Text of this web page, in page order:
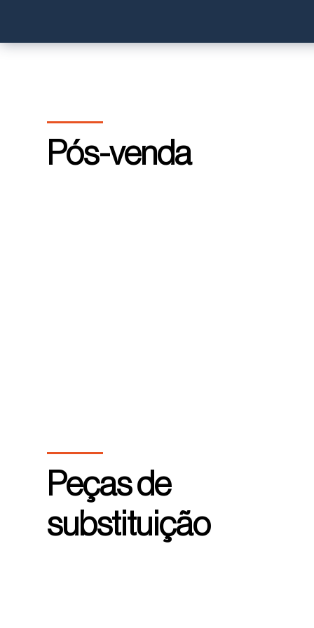
Pós-venda
Peças de
substituição